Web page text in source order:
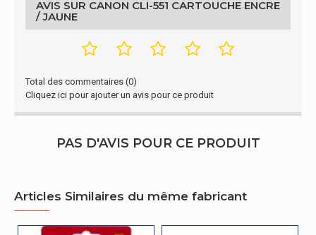
AVIS SUR CANON CLI-551 CARTOUCHE ENCRE
/ JAUNE
Total des commentaires (0)
Cliquez ici pour ajouter un avis pour ce produit
PAS D'AVIS POUR CE PRODUIT
Articles Similaires du même fabricant